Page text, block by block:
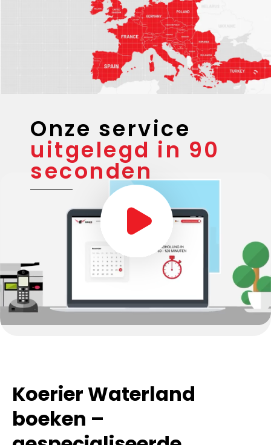
Onze service
uitgelegd in 90
seconden
Koerier Waterland
boeken –